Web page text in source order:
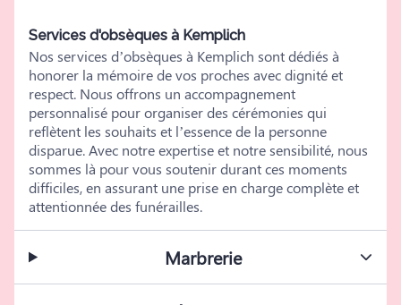
Services d'obsèques à Kemplich
Nos services d’obsèques à Kemplich sont dédiés à
honorer la mémoire de vos proches avec dignité et
respect. Nous offrons un accompagnement
personnalisé pour organiser des cérémonies qui
reflètent les souhaits et l’essence de la personne
disparue. Avec notre expertise et notre sensibilité, nous
sommes là pour vous soutenir durant ces moments
difficiles, en assurant une prise en charge complète et
attentionnée des funérailles.
Marbrerie